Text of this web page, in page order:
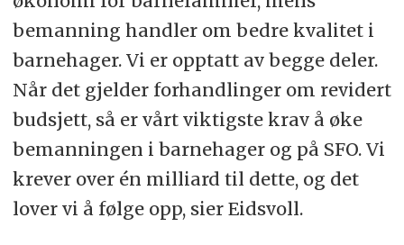
bemanning handler om bedre kvalitet i
barnehager. Vi er opptatt av begge deler.
Når det gjelder forhandlinger om revidert
budsjett, så er vårt viktigste krav å øke
bemanningen i barnehager og på SFO. Vi
krever over én milliard til dette, og det
lover vi å følge opp, sier Eidsvoll.